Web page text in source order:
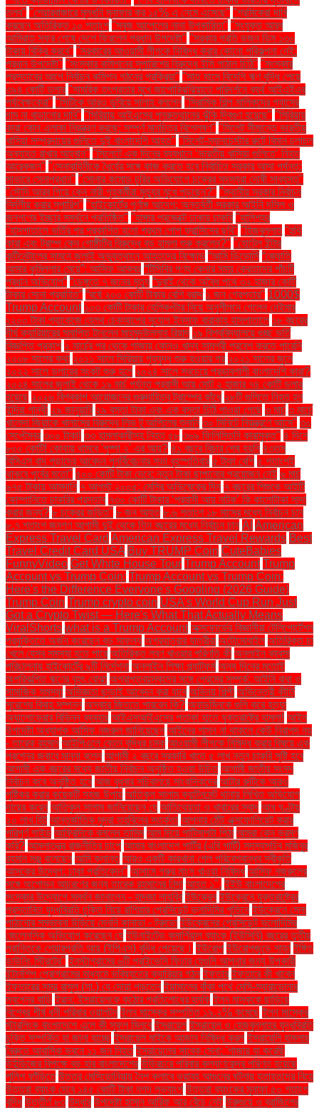
তলব" "শেয়ারবাজারে মূলধনি মুনাফার কর ১৫% এ নেমে এসেছে" "শ্রমিকেরা দাবি
করছেন অতিরিক্ত ১০ শতাংশ "সবুজ আপেলের নানা উপকারিতা" "সংযুক্ত আরব
আমিরাত সফর শেষে দেশে ফিরলেন প্রধান উপদেষ্টা" "সরকার প্রতি ডজন ডিম ১৩০
টাকায় বিক্রি করবে" "সরকারের আওয়ামী লীগকে নিষিদ্ধ করার কোনো পরিকল্পনা নেই:
প্রধান উপদেষ্টা" "সংস্কার কমিশনের সুপারিশের বিরুদ্ধে ইসি পাঠাল চিঠি" "সংস্কার
প্রস্তাবের আগে নির্বাচন কমিশন গঠনের প্রক্রিয়া" "সাত মাসে বিদেশি ঋণ বৃদ্ধি পেয়ে
৩৯৪ কোটি ডলার "সামরিক তৎপরতার মুখে জাপোরিঝঝিয়াতে পরিদর্শনে ব্যর্থ আইএইএর
পর্যবেক্ষকেরা" "সিটিকে আরও ডুবিয়ে সালাহ বললেন "সিরামিক শিল্প মালিকদের গ্যাসের
দাম না বাড়ানোর দাবি" "সিরিয়ায় আইএসের পুনরুত্থানের ঝুঁকি দ্বিগুণ হয়েছে" "সিরিয়ায়
কারা কোন এলাকা নিয়ন্ত্রণ করছে: সম্পূর্ণ মানচিত্র বিশ্লেষণ" "সিলেট সীমান্তে ভারতীয়
খাসিয়া সম্প্রদায়ের গুলিতে দুই বাংলাদেশি আহত" "সিলেট-ম্যানচেস্টার রুটে বিমান চলাচল
অব্যাহত রাখার আহ্বান" "সিলেটে এক দিনের ব্যবধানে ‘ভারতীয় খাসিয়া গু‌লিতে’ নিহত
আরেকজন" "সেনাবাহিনীকে ধৈর্যের সঙ্গে কাজ করতে হবে নির্বাচিত সরকার আসা পর্যন্ত:
সাভারে সেনাপ্রধান" "সোনার কমোড চুরির অভিযোগে চক্রের সদস্যরা দোষী সাব্যস্ত"
"সৌদি আরব গিয়ে কেন নারী গৃহকর্মীরা মৃত্যুর মুখে পড়ছেন?" "স্থানীয় সরকার নির্বাচন
নির্দলীয় করার সুপারিশ" "হাইকোর্টের পূর্ণাঙ্গ আদেশ: অন্তর্বর্তী সরকার আইনি দলিল ও
জনগণের ইচ্ছার সমর্থনে প্রতিষ্ঠিত" "হাঙ্গার প্রজেক্টে ঢাকায় চাকরি "হালিশহর
"হাসপাতালে ভর্তির পর প্রকাশিত হলো প্রথম পোপ ফ্রান্সিসের ছবি" "হিজবুল্লাহ "হুথি
কারা এবং ট্রাম্প কেন গোষ্ঠীটির বিরুদ্ধে বড় হামলা শুরু করলেন?" "হোটেল ইন্টার
কন্টিনেন্টালের সামনে জুলাই অভ্যুত্থানে আহতদের বিক্ষোভ “আমি ডিভোর্সি “জ্যোতি
আমার কুমিল্লার মেয়ে”: আসিফ আকবর “টিসিবির পণ্য কেনার সময় ক্রেতাদের পাঁচটি
প্রধান অভিযোগ” “ডেঙ্গুতে ৭ জনের মৃত্যু “দুবাই থেকে অবৈধ পথে ৩২ হাজার কোটি
টাকার সোনা প্রবাহিত” “বর্ষে ২০০ কোটি টাকার বেশি বরাদ্দ ১ জন গ্রেপ্তার" 1000$
Trump Account ১০৩ কোটি টাকার হেলিকপ্টার নিয়ে অনুশীলনে গেলেন নেইমার
১২০০ টাকা প্যাকেজে হেলথ চেকআপের সুযোগ ইনসাফ বারাকাহ হাসপাতালে ১৮ বছরের
দীর্ঘ ক্যারিয়ারের সমাপ্তি টানলেন মাহমুদউল্লাহ রিয়াদ ১৯ বিশ্ববিদ্যালয়ে গুচ্ছ ভর্তি
বিজ্ঞপ্তি প্রকাশ ২ মার্চের পর থেকে গাজায় কোনও খাদ্য সামগ্রী প্রবেশ করতে পারেনি
২০০৮ সালের কথা ২০১১ সালে সিরিয়ায় গৃহযুদ্ধ শুরু হওয়ার পর ২০২১ সালের জুনে
২০২২ সালে ডলারের সংকট শুরু হলে ২০২৪ সালে সবচেয়ে প্রভাবশালী বাংলাদেশি কারা?
২০২৪ সালের জুলাই থেকে ১৯ মার্চ পর্যন্ত প্রবাসী আয় মোট ২ হাজার ৭৪ কোটি ডলার
হয়েছে ২০২৬ বিশ্বকাপ আয়োজনের গুরুদায়িত্ব ট্রাম্পের কাঁধে ২৮টি গুলিতে নিহত হন
ইন্দিরা গান্ধী ২৯ জানুয়ারি ২৯ বস্তা টাকা এবং এক বস্তা চিঠি পাওয়া গেছে ৩ মার্চ ৩ মার্চে
খালেদা জিয়াকে খালাসের বিরুদ্ধে লিভ টু আপিলের শুনানি ৩০ মিনিটে নিয়ন্ত্রণে আসে" ৩০
সেপ্টেম্বর ৩০০ টাকা! ৩৩ হামলাকারীসহ নিহত ৫৮ ৩৬৯ ফিলিস্তিনি কারামুক্ত" ৪ দিনে
৮০০ কোটি! কোথায় থামবে 'পুষ্পা ২' এর আয়? ৪১ বছরে বিচার শেষ হয়নি ৪৩তম
বিসিএস বাদ পড়াদের আবেদন পুনর্বিবেচনার সভা বৃহস্পতিবার ৫ টাকা বেশি ৫ শতাংশই
থাকবে পূর্বের মতো" ৫০০ কোটি টাকা দেবে: নতুন টাকা ছাপানোর প্রয়োজন নেই ৬ মার্চ
৬৭৫ টাকায় আমদানি ৭ আগস্ট ২০০৫: মেসির অভিষেকের দিন ৭ বছরের শিশুকে আইটি
কোম্পানিতে চাকরির প্রস্তাব ৭৩০ কোটি টাকার ‘প্রবাসী আয় নাটক’ কি কালোটাকা সাদা
করার জন্য? ৮ চক্রের জড়িত" ৮ জন আহত ৮.৬ শতাংশ ১৮ মাসের মধ্যে নির্বাচন চান
৮.৭ শতাংশ জনগণ আগামী দুই থেকে তিন বছরের মধ্যে নির্বাচন চান AI American
Express Travel Card American Express Travel Rewards Best
Travel Credit Card USA Buy TRUMP Coin CuteBabies
FunnyVideo Get White House Tour Trump Account Trump
Account vs Trump Coin: Trump Account vs Trump Coin:
Here's the Difference Everyone's Googling (2026 Guide)
Trump Coin Trump crypto coin USA's World Cup Run Just
Got a Crypto Twist — Here's What That Actually Means
ViralShorts what is a Trump Account অক্সফোর্ডের বিজ্ঞানীরা টেলিপোর্টেশন
প্রযুক্তিতে অর্জন করেছেন বড় সাফল্য অগ্রযাত্রার যাত্রীরা অটোমোবাইল অতিরিক্ত চা
খেলে যেসব সমস্যা হতে পারে অতিরিক্ত লবণ খাওয়ার পরিণতি কী অনলাইন ব্যবসা
পরিচালনায় হাইকোর্টের ৯টি নির্দেশনা অনলাইন শিক্ষা প্ল্যাটফর্ম অন্য দিনের মতোই
অপরিকল্পিত ঋণের বৃহৎ বোঝা অপ্রাপ্তবয়স্কদের সঙ্গে প্রেমের সম্পর্ক: আইনি বাধা ও
সামাজিক সমস্যা অভিজ্ঞতা ছাড়াই আবেদন করা যাবে অভিনয় শিল্পী অভিনেত্রী কীর্তি
সুরেশের বিবাহ সম্পন্ন অস্কার জিততে পারবেন কি? অ্যাডমিনকে গুলি করে হত্যা
অ্যালোভেরার বিভিন্ন ব্যবহার আইএসআইএসের পতাকা হাতে যুক্তরাষ্ট্রে হামলা! আইন
উপদেষ্টা অধ্যাপক আসিফ নজরুল জানিয়েছেন আইনের শাসন না থাকলে কেউ নিরাপদ নয়
- তারেক রহমান আইপিএলে বেতন বৃদ্ধির চমক আওয়ামী লীগকে নিষিদ্ধ করার বিষয়ে এক
প্রশ্নের জবাবে মান্না বলেন আগামী ২ বছরে সরকারি খাতে ৫ লাখ নতুন চাকরি সৃষ্টি হবে
আগামী এক বছরের মধ্যে জাতীয় নির্বাচন অনুষ্ঠিত হওয়া উচিত আগামী জাতীয় সংসদ
নির্বাচন কবে অনুষ্ঠিত হবে আজ বুধবার সচিবালয়ে সাংবাদিকদের আটার রুটিকে আরও
পুষ্টিকর করার কয়েকটি সহজ উপায় আতিকুল সালাম ক্যান্টনমেন্ট থানায় লিখিত অভিযোগ
দায়ের করেন আতিকুল সালাম জানিয়েছেন যে আতিথেয়তা ও খাবারের স্বাদ আধ ঘণ্টায়
২০ লাখ হিট আন্তর্জাতিক মুদ্রা তহবিলের সতর্কতা আপনার ঠোঁট এক্সফোলিয়েট করার
পরিপূর্ণ গাইড আফ্রিদিকে বললেন তামিম আম দিয়ে পাটিসাপটা পিঠা আমরা কেন ভ্রমণ
করি? আমলাতন্ত্র রাজনীতির চাপে আমার বাংলাদেশ পার্টির (এবি পার্টি) সদস্যসচিব মজিবুর
রহমান মঞ্জু বলেছেন আমি ক্লান্ত আরও একটি কারখানা পেল পরিবেশবান্ধব স্বীকৃতি
আসকের উদ্বেগ: ঢাকা প্রতিবেদন" আসামে গরুর মাংস খাওয়া নিষিদ্ধ আসিফ নজরুলের
সঙ্গে অশোভন আচরণের জন্য তারেক রহমানের নিন্দা আহত ১". ইইউ বাংলাদেশের
সংস্কার উদ্যোগে সমর্থন জানালেন - হাদজা লাহবিব ইউক্রেন ইউক্রেনে যুক্তরাষ্ট্রের
প্রস্তাবিত যুদ্ধবিরতি চুক্তি নিয়ে রাশিয়ার প্রেসিডেন্ট ভ্লাদিমির পুতিনে ইউক্রেনে সেনা
পাঠানোর সম্ভাবনা উড়িয়ে দেননি কানাডা - ট্রুডো ইউক্রেনের প্রেসিডেন্ট ভলোদিমির
জেলেনস্কি অভিযোগ করেছেন যে ইউনাইটেড কমার্শিয়াল ব্যাংক (ইউসিবি) বছরের তৃতীয়
প্রান্তিকে শেয়ারপ্রতি আয় (ইপিএস) বৃদ্ধি পেয়েছে। ইউরোপ ইউরোপজুড়ে সাড়া ইঙ্গিত
ডাউনিং স্ট্রিটের" ইনস্টাগ্রামের ৬টি প্রাইভেসি ফিচার যেগুলি আপনার জন্য উপকারী
ইন্টার্নশিপ প্রোগ্রামের মাধ্যমে ভবিষ্যতের ক্যারিয়ার গঠন ইফতার ইফতারে কী খাবেন
ইফতারের সময় রাসুল (সা.) যে দোয়া পড়তেন ইয়ামালের বাঁকা পথে মেসি-ম্যারাডোনার
স্বপ্নের বাড়ি ইরান: ইসরায়েলকে কঠোর প্রতিশোধের হুমকি ইলন মাস্ককে ছাড়িয়ে
বিশ্বের শীর্ষ ধনী পরিবার ওয়ালটন ইলন মাস্কের সম্পত্তি ১৯.২% কমেছে ইলন মাস্কের
স্টারলিংক বাংলাদেশে এলে কী সুফল মিলবে ইসরায়েল ইসরায়েল ও হেজবুল্লাহর যুদ্ধবিরতি
চুক্তি সম্পর্কিত যা জানা যাচ্ছে ইসরায়েল মাইকে আজান নিষিদ্ধ করল ইসরায়েলি হামলায়
বৈরুতে আবাসিক ভবনে ১১ জন নিহত ইসরায়েলের সাবেক সেনা: 'গাজায় যা করেছি
উইন্ডিজের বিপক্ষে বড় হার বাংলাদেশের উড়িরচরে পরিবার কল্যাণকেন্দ্র পরিণত হয়েছে
পুলিশ ফাঁড়িতে উত্তর মেসিডোনিয়ায় নৈশ ক্লাবে ভয়াবহ আগুনের ঘটনায় হতাহতদের নিয়ে
উত্তরা ব্যাংক দেবে ১৪৫ কোটি টাকা নগদ লভ্যাংশ উত্তরা ব্যাংকের মুনাফা ৫০ শতাংশ
বৃদ্ধি উত্তীর্ণ ৮৩ উদ্ধার উপদেষ্টা হাসান আরিফ আর বেঁচে নেই উরুগুয়ে ও ব্রাজিলের